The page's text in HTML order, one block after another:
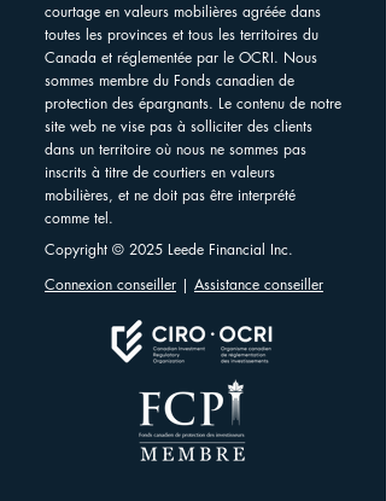
courtage en valeurs mobilières agréée dans
toutes les provinces et tous les territoires du
Canada et réglementée par le OCRI. Nous
sommes membre du Fonds canadien de
protection des épargnants. Le contenu de notre
site web ne vise pas à solliciter des clients
dans un territoire où nous ne sommes pas
inscrits à titre de courtiers en valeurs
mobilières, et ne doit pas être interprété
comme tel.
Copyright © 2025 Leede Financial Inc.
Connexion conseiller | Assistance conseiller